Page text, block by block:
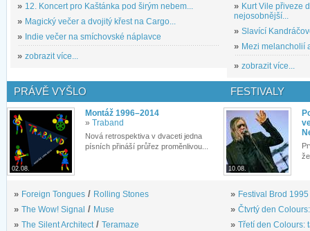
» 12. Koncert pro Kaštánka pod širým nebem...
» Magický večer a dvojitý křest na Cargo...
» Indie večer na smíchovské náplavce
» zobrazit více...
» Kurt Vile přiveze
nejosobnější...
» Slavící
» Mezi melancholií
» zobrazit více...
PRÁVĚ VYŠLO
02.08.
Montáž 1996–2014
» Traband
Nová retrospektiva v dvaceti jedna
písních přináší průřez proměnlivou...
» Foreign Tongues / Rolling Stones
» The Wow! Signal / Muse
» The Silent Architect/ Teramaze
FESTIVALY
10.08.
» Festival Brod
» Čtvrtý den
» Třetí den Colours: